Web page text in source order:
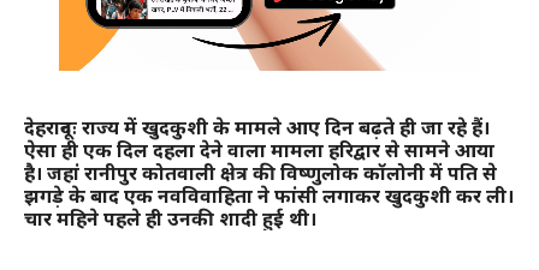
देहरादूनः राज्य में खुदकुशी के मामले आए दिन बढ़ते ही जा रहे हैं।
ऐसा ही एक दिल दहला देने वाला मामला हरिद्वार से सामने आया
है। जहां रानीपुर कोतवाली क्षेत्र की विष्णुलोक कॉलोनी में पति से
झगड़े के बाद एक नवविवाहिता ने फांसी लगाकर खुदकुशी कर ली।
चार महिने पहले ही उनकी शादी हुई थी।